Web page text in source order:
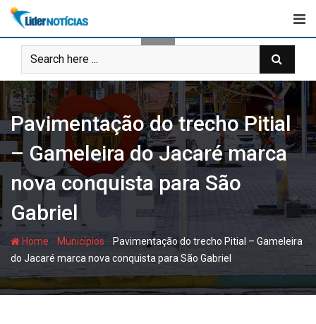
Skip
content
Pavimentação do trecho Pitial
– Gameleira do Jacaré marca
nova conquista para São
Gabriel
Home Municípios - Pavimentação do trecho Pitial – Gameleira
do Jacaré marca nova conquista para São Gabriel